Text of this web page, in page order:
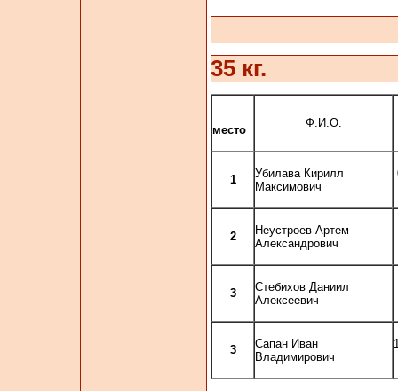
35 кг.
место
Ф.И.О.
1
Убилава Кирилл
Максимович
2
Неустроев Артем
Александрович
3
Стебихов Даниил
Алексеевич
3
Сапан Иван
Владимирович